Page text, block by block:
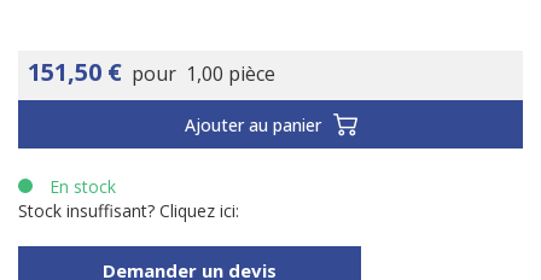
151,50 € pour 1,00 pièce
Ajouter au panier
En stock
Stock insuffisant? Cliquez ici:
Demander un devis